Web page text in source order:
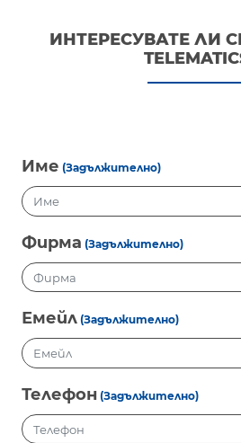
ИНТЕРЕСУВАТЕ ЛИ
Име (Задължително)
Фирма (Задължително)
Емейл (Задължително)
Телефон (Задължително)